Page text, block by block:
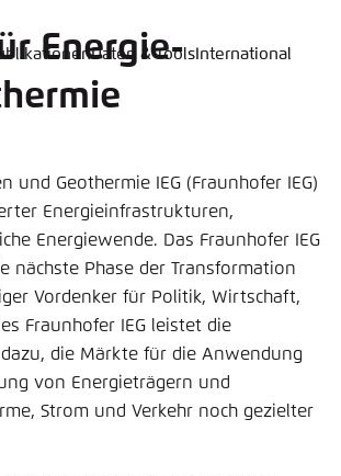
Daten & ToolsInternational
Energie-
Geothermie IEG (Fraunhofer IEG)
Energieinfrastrukturen,
Energiewende. Das Fraunhofer IEG
nächste Phase der Transformation
Vordenker für Politik, Wirtschaft,
Fraunhofer IEG leistet die
die Märkte für die Anwendung
von Energieträgern und
Strom und Verkehr noch gezielter
Sie sich an um ..., ... und ... zu
*
*
auswählen
Think Tanks der Webseite
Webseite passt ihr Farbschema
Dunkel